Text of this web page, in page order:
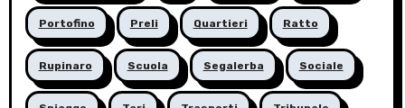
Portofino Preli Quartieri Ratto
Rupinaro Scuola Segalerba Sociale